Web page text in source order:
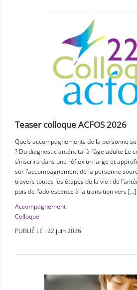
Teaser colloque ACFOS 2026
Quels accompagnements de la personne
? Du diagnostic anténatal à l’âge adulte Le
s’inscrira dans une réflexion large et
sur l’accompagnement de la personne
travers toutes les étapes de la vie : de
puis de l’adolescence à la transition vers […]
Accompagnement
Colloque
PUBLIÉ LE : 22 juin 2026